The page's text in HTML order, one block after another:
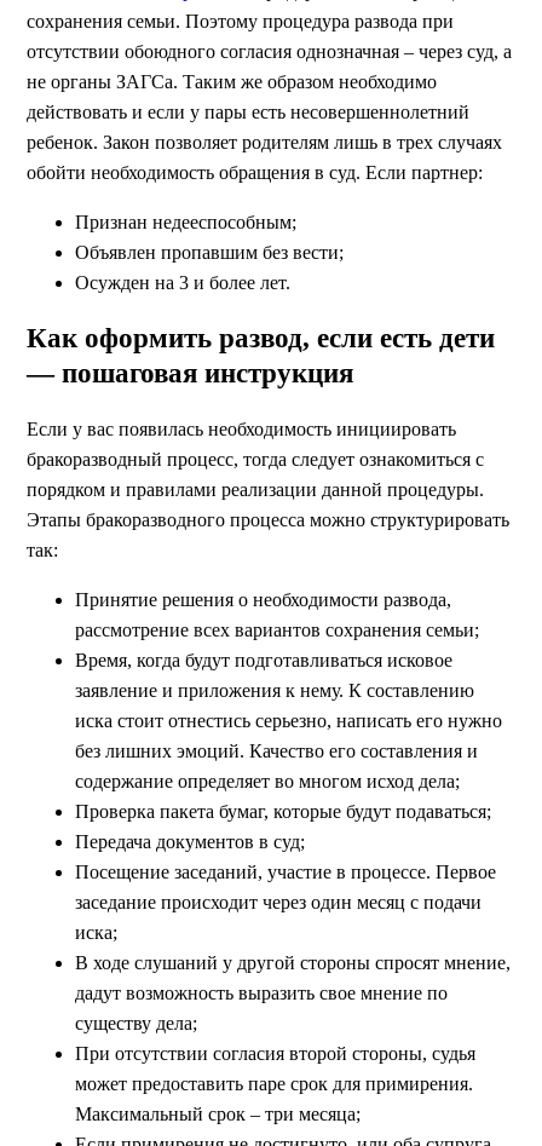
сохранения семьи. Поэтому процедура развода при
отсутствии обоюдного согласия однозначная – через суд, а
не органы ЗАГСа. Таким же образом необходимо
действовать и если у пары есть несовершеннолетний
ребенок. Закон позволяет родителям лишь в трех случаях
обойти необходимость обращения в суд. Если партнер:
Признан недееспособным;
Объявлен пропавшим без вести;
Осужден на 3 и более лет.
Как оформить развод, если есть дети
— пошаговая инструкция
Если у вас появилась необходимость инициировать
бракоразводный процесс, тогда следует ознакомиться с
порядком и правилами реализации данной процедуры.
Этапы бракоразводного процесса можно структурировать
так:
Принятие решения о необходимости развода,
рассмотрение всех вариантов сохранения семьи;
Время, когда будут подготавливаться исковое
заявление и приложения к нему. К составлению
иска стоит отнестись серьезно, написать его нужно
без лишних эмоций. Качество его составления и
содержание определяет во многом исход дела;
Проверка пакета бумаг, которые будут подаваться;
Передача документов в суд;
Посещение заседаний, участие в процессе. Первое
заседание происходит через один месяц с подачи
иска;
В ходе слушаний у другой стороны спросят мнение,
дадут возможность выразить свое мнение по
существу дела;
При отсутствии согласия второй стороны, судья
может предоставить паре срок для примирения.
Максимальный срок – три месяца;